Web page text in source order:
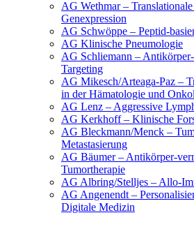
AG Wethmar –
Genexpression
AG Schwöppe – Peptid-
AG Klinische Pneumologie
AG Schliemann – Antikörper-
Targeting
AG Mikesch/Arteaga-Paz –
in der Hämatologie und
AG Lenz – Aggressive
AG Kerkhoff – Klinische
AG Bleckmann/Menck –
Metastasierung
AG Bäumer – Antikörper-
Tumortherapie
AG Albring/Stelljes – Allo-
AG Angenendt –
Digitale Medizin